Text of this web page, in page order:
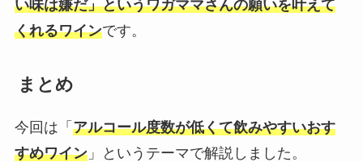
い味は嫌だ」というワガママさんの願いを叶えて
くれるワインです。
まとめ
今回は「 アルコール度数が低くて飲みやすいおす
すめワイン」というテーマで解説しました。